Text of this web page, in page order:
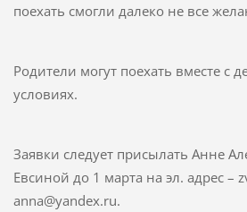
поехать смогли далеко не все
Родители могут поехать вместе с
условиях.
Заявки следует присылать Анне
Евсиной до 1 марта на эл. адрес –
anna@yandex.ru.